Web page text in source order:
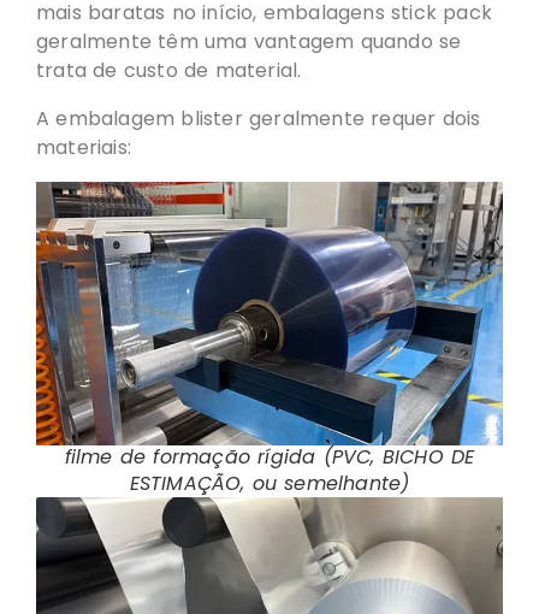
mais baratas no início, embalagens stick pack
geralmente têm uma vantagem quando se
trata de custo de material.
A embalagem blister geralmente requer dois
materiais:
filme de formação rígida (PVC, BICHO DE
ESTIMAÇÃO, ou semelhante)